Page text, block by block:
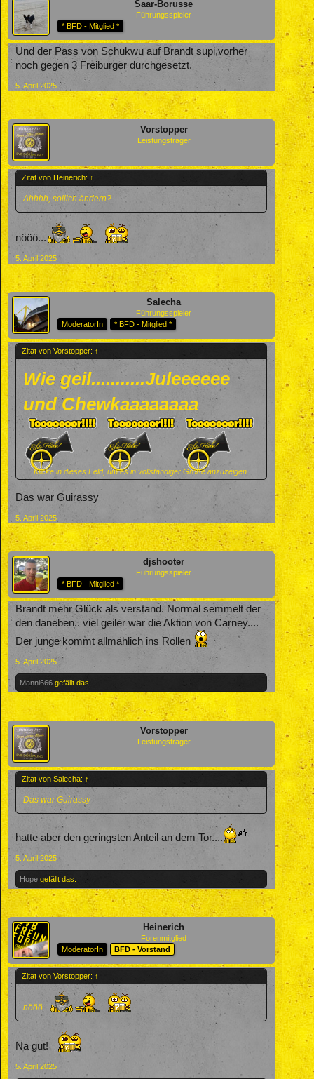
Saar-Borusse
Führungsspieler
* BFD - Mitglied *
Und der Pass von Schukwu auf Brandt supi,vorher
noch gegen 3 Freiburger durchgesetzt.
5. April 2025
Vorstopper
Leistungsträger
Zitat von Heinerich: ↑
Ähhhh, sollich ändern?
nööö...
5. April 2025
Salecha
Führungsspieler
ModeratorIn
* BFD - Mitglied *
Zitat von Vorstopper: ↑
Wie geil...........Juleeeeee
und Chewkaaaaaaaa
Klicke in dieses Feld, um es in vollständiger Größe anzuzeigen.
Das war Guirassy
5. April 2025
djshooter
Führungsspieler
* BFD - Mitglied *
Brandt mehr Glück als verstand. Normal semmelt der
den daneben.. viel geiler war die Aktion von Carney....
Der junge kommt allmählich ins Rollen
5. April 2025
Manni666 gefällt das.
Vorstopper
Leistungsträger
Zitat von Salecha: ↑
Das war Guirassy
hatte aber den geringsten Anteil an dem Tor....
5. April 2025
Hope gefällt das.
Heinerich
Forenmitglied
ModeratorIn
BFD - Vorstand
Zitat von Vorstopper: ↑
nööö...
Na gut!
5. April 2025